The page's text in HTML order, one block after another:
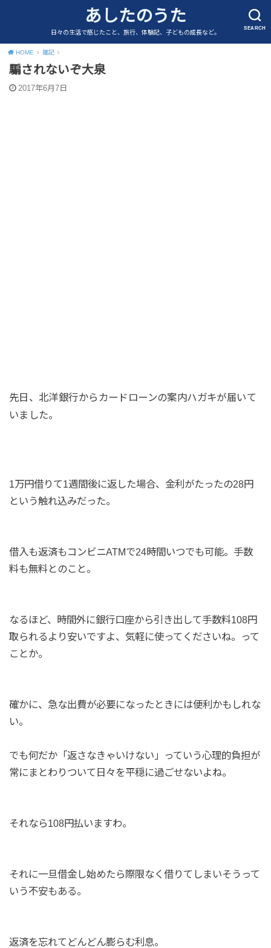
SEARCH
あしたのうた
日々の生活で感じたこと、旅行、体験記、子どもの成長など。
HOME 雑記
騙されないぞ大泉
2017年6月7日
先日、北洋銀行からカードローンの案内ハガキが届いて
いました。
1万円借りて1週間後に返した場合、金利がたったの28円
という触れ込みだった。
借入も返済もコンビニATMで24時間いつでも可能。手数
料も無料とのこと。
なるほど、時間外に銀行口座から引き出して手数料108円
取られるより安いですよ、気軽に使ってくださいね。って
ことか。
確かに、急な出費が必要になったときには便利かもしれな
い。
でも何だか「返さなきゃいけない」っていう心理的負担が
常にまとわりついて日々を平穏に過ごせないよね。
それなら108円払いますわ。
それに一旦借金し始めたら際限なく借りてしまいそうって
いう不安もある。
返済を忘れてどんどん膨らむ利息。